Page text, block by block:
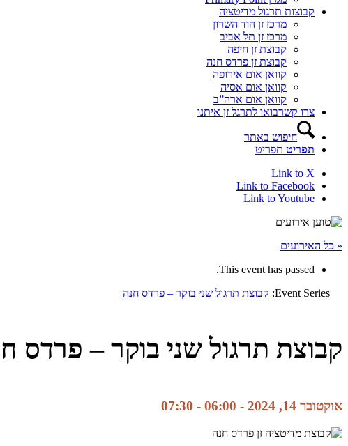
קבוצות תרגול מדיטציה
מרכז זן הוד השרון
מרכז זן תל אביב
קבוצת זן חיפה
קבוצת זן פרדס חנה
קוואן אום אירופה
קוואן אום אסיה
קוואן אום ארה”ב
צרו קשרבואו לתרגל זן איתנו
חיפוש באתר
תפריט תפריט
Link to X
Link to Facebook
Link to Youtube
« כל האירועים
This event has passed.
Event Series: קבוצת תרגול שני בוקר – פרדס חנה
קבוצת תרגול שני בוקר – פרדס
אוקטובר 14, 2024 - 06:00 -
07:30